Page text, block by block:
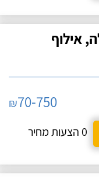
אילוף
₪70-750
0 הצעות מחיר